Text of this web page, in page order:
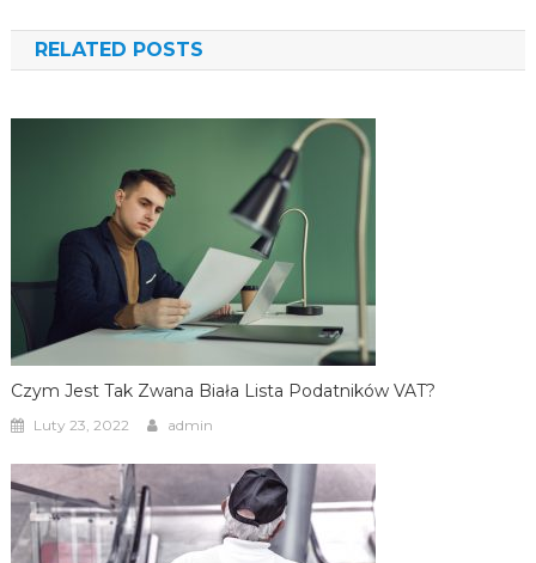
RELATED POSTS
Czym Jest Tak Zwana Biała Lista Podatników VAT?
Luty 23, 2022 admin